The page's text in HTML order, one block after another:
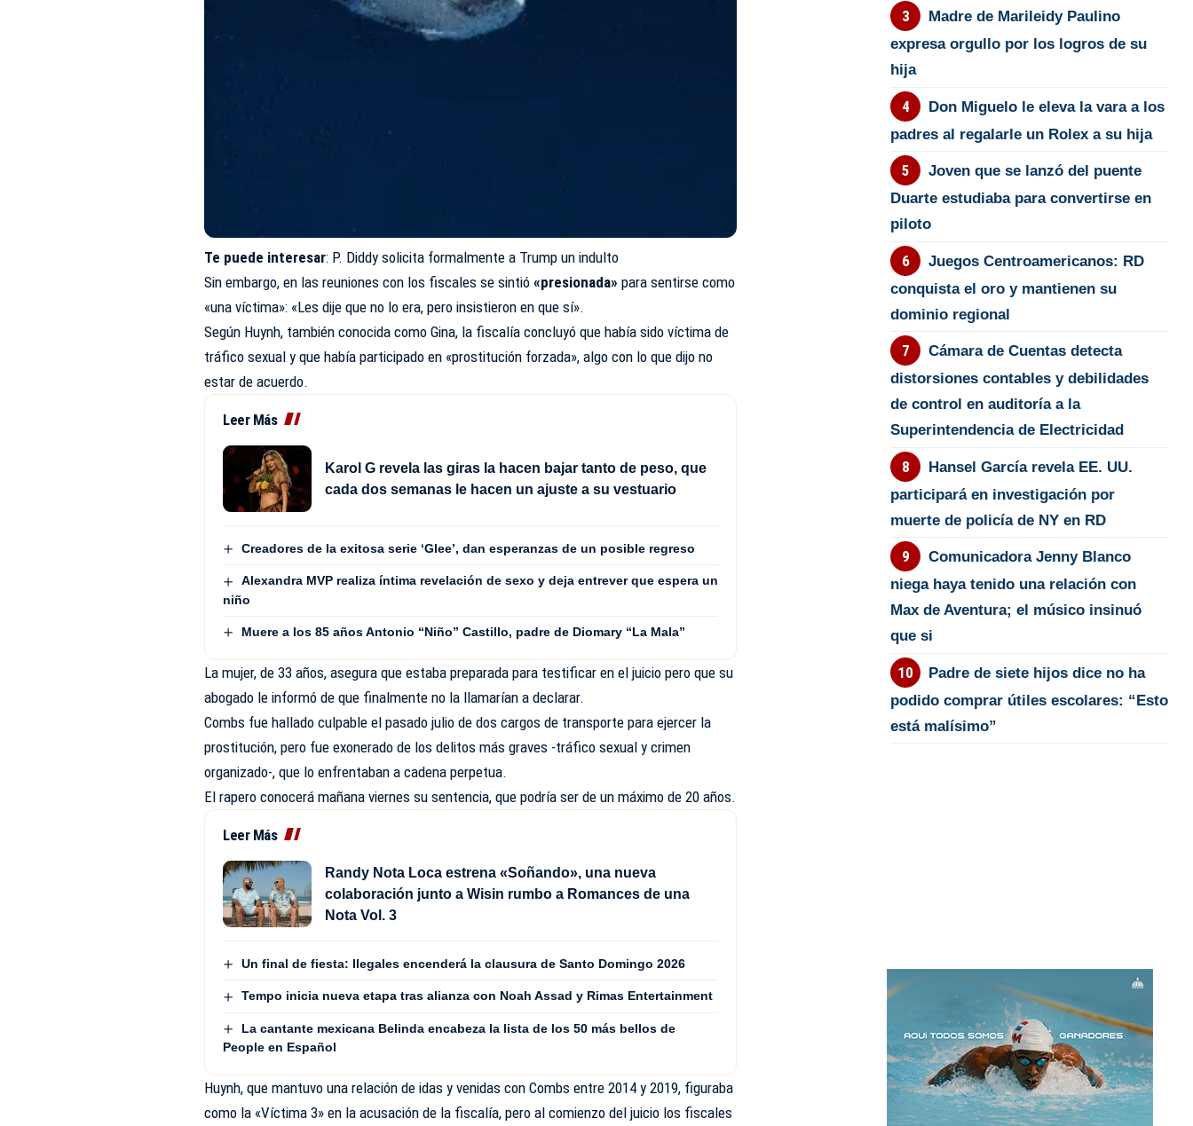
Te puede interesar: P. Diddy solicita formalmente a Trump un indulto
Sin embargo, en las reuniones con los fiscales se sintió«presionada»para sentirse como
«una víctima»: «Les dije que no lo era, pero insistieron en que sí».
Según Huynh, también conocida como Gina, la fiscalía concluyó que había sido víctima de
tráfico sexual y que había participado en «prostitución forzada», algo con lo que dijo no
estar de acuerdo.
Leer Más
Karol G revela las giras la hacen bajar tanto de peso, que
cada dos semanas le hacen un ajuste a su vestuario
Creadores de la exitosa serie ‘Glee’, dan esperanzas de un posible regreso
Alexandra MVP realiza íntima revelación de sexo y deja entrever que espera un
niño
Muere a los 85 años Antonio “Niño” Castillo, padre de Diomary “La Mala”
La mujer, de 33 años, asegura que estaba preparada para testificar en el juicio pero que su
abogado le informó de que finalmente no la llamarían a declarar.
Combs fue hallado culpable el pasado julio de dos cargos de transporte para ejercer la
prostitución, pero fue exonerado de los delitos más graves -tráfico sexual y crimen
organizado-, que lo enfrentaban a cadena perpetua.
El rapero conocerá mañana viernes su sentencia, que podría ser de un máximo de 20 años.
Leer Más
Randy Nota Loca estrena «Soñando», una nueva
colaboración junto a Wisin rumbo a Romances de una
Nota Vol. 3
Un final de fiesta: Ilegales encenderá la clausura de Santo Domingo 2026
Tempo inicia nueva etapa tras alianza con Noah Assad y Rimas Entertainment
La cantante mexicana Belinda encabeza la lista de los 50 más bellos de
People en Español
Huynh, que mantuvo una relación de idas y venidas con Combs entre 2014 y 2019, figuraba
como la «Víctima 3» en la acusación de la fiscalía, pero al comienzo del juicio los fiscales
Madre de Marileidy Paulino
expresa orgullo por los logros de su
hija
Don Miguelo le eleva la vara a los
padres al regalarle un Rolex a su hija
Joven que se lanzó del puente
Duarte estudiaba para convertirse en
piloto
Juegos Centroamericanos: RD
conquista el oro y mantienen su
dominio regional
Cámara de Cuentas detecta
distorsiones contables y debilidades
de control en auditoría a la
Superintendencia de Electricidad
Hansel García revela EE. UU.
participará en investigación por
muerte de policía de NY en RD
Comunicadora Jenny Blanco
niega haya tenido una relación con
Max de Aventura; el músico insinuó
que si
Padre de siete hijos dice no ha
podido comprar útiles escolares: “Esto
está malísimo”